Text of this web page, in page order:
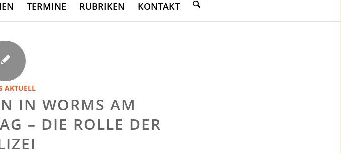
TERMINE RUBRIKEN KONTAKT
AKTUELL
IN WORMS AM
– DIE ROLLE DER